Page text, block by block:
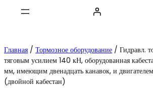
Главная / Тормозное оборудование / Гидравл.
тяговым усилием 140 кН, оборудованная
мм, имеющим двенадцать канавок, и
(двойной кабестан)